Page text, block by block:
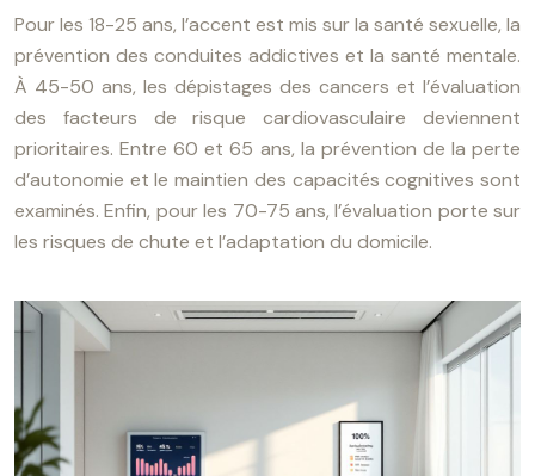
Pour les 18-25 ans, l’accent est mis sur la santé sexuelle, la
prévention des conduites addictives et la santé mentale.
À 45-50 ans, les dépistages des cancers et l’évaluation
des facteurs de risque cardiovasculaire deviennent
prioritaires. Entre 60 et 65 ans, la prévention de la perte
d’autonomie et le maintien des capacités cognitives sont
examinés. Enfin, pour les 70-75 ans, l’évaluation porte sur
les risques de chute et l’adaptation du domicile.